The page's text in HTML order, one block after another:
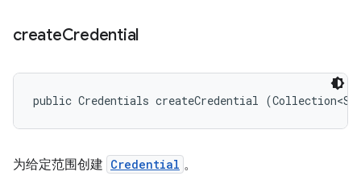
createCredential
public Credentials createCredential
为给定范围创建 Credential 。